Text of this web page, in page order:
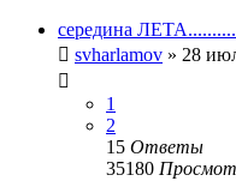
середина
svharlamov » 28
1
2
15 Ответы
35180